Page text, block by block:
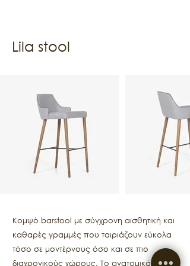
Lila stool
Κομψό barstool με σύγχρονη αισθητική και
καθαρές γραμμές που ταιριάζουν εύκολα
τόσο σε μοντέρνους όσο και σε πιο
διαχρονικούς χώρους. Το ανατομικά